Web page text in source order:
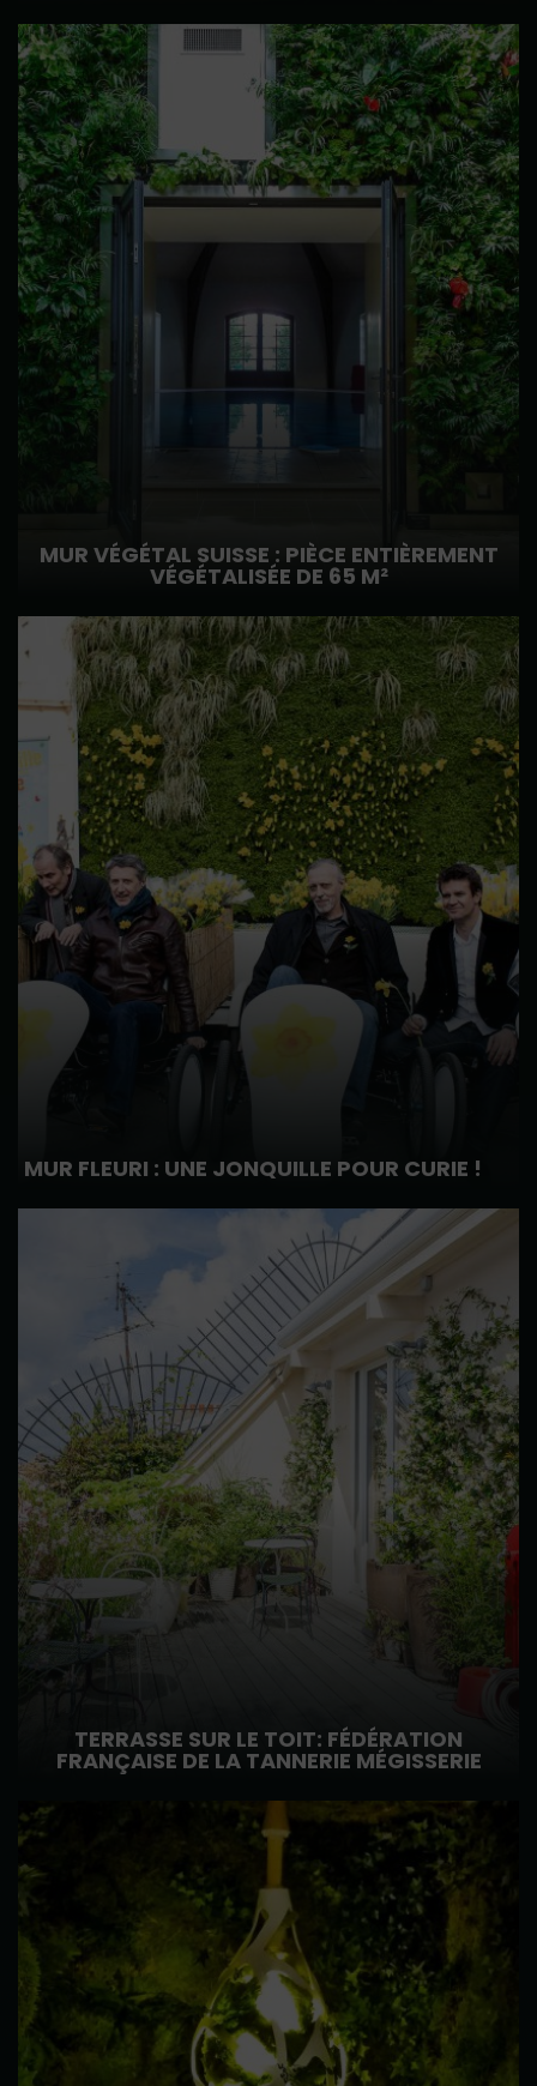
MUR VÉGÉTAL SUISSE : PIÈCE ENTIÈREMENT
VÉGÉTALISÉE DE 65 M²
MUR FLEURI : UNE JONQUILLE POUR CURIE !
TERRASSE SUR LE TOIT: FÉDÉRATION
FRANÇAISE DE LA TANNERIE MÉGISSERIE